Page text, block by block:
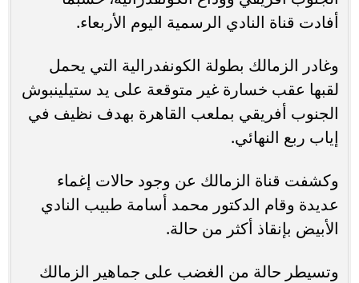
أفادت قناة النادي الرسمية اليوم الأربعاء.
وغادر الزمالك بطولة الكونفدرالية التي يحمل
لقبها عقب خسارة غير متوقعة على يد ستيلينبوش
الجنوب أفريقي بملعب القاهرة بهدف نظيف في
إياب ربع النهائي.
وكشفت قناة الزمالك عن وجود حالات إغماء
عديدة وقام الدكتور محمد أسامة طبيب النادي
الأبيض بإنقاذ أكثر من حالة.
وتسيطر حالة من الغضب على جماهير الزمالك